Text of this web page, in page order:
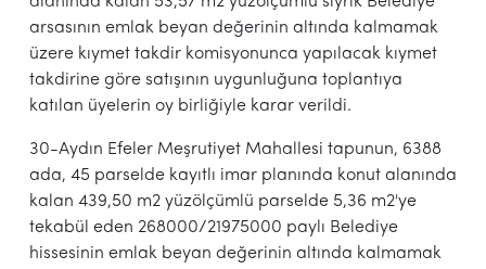
arsasının emlak beyan değerinin altında kalmamak
üzere kıymet takdir komisyonunca yapılacak kıymet
takdirine göre satışının uygunluğuna toplantıya
katılan üyelerin oy birliğiyle karar verildi.
30-Aydın Efeler Meşrutiyet Mahallesi tapunun, 6388
ada, 45 parselde kayıtlı imar planında konut alanında
kalan 439,50 m2 yüzölçümlü parselde 5,36 m2'ye
tekabül eden 268000/21975000 paylı Belediye
hissesinin emlak beyan değerinin altında kalmamak